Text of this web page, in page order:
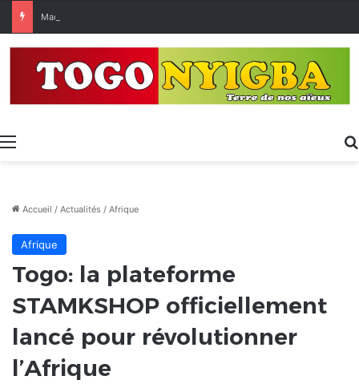
Menu
Accueil / Actualités / Afrique
Afrique
Togo: la plateforme
STAMKSHOP officiellement
lancé pour révolutionner
l’Afrique